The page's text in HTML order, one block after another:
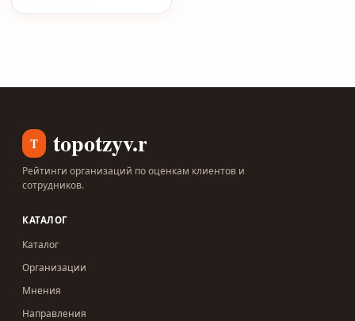
T topotzyv.ru
Рейтинги организаций по оценкам клиентов и
сотрудников.
КАТАЛОГ
Каталог
Организации
Мнения
Направления